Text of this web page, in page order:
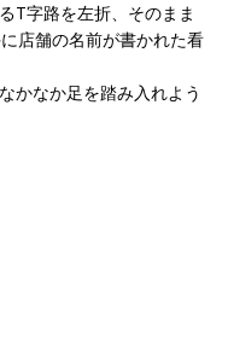
T字路を左折、そのまま
店舗の名前が書かれた看
かなか足を踏み入れよう